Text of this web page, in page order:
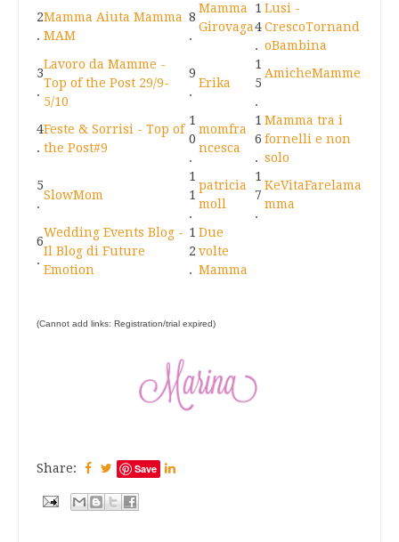
2
.
Mamma Aiuta Mamma
MAM
8
.
Mamma
Girovaga
1
4
.
Lusi -
CrescoTornand
oBambina
3
.
Lavoro da Mamme -
Top of the Post 29/9-
5/10
9
.
Erika
1
5
.
AmicheMamme
4
.
Feste & Sorrisi - Top of
the Post#9
1
0
.
momfra
ncesca
1
6
.
Mamma tra i
fornelli e non
solo
5
.
SlowMom
1
1
.
patricia
moll
1
7
.
KeVitaFarelama
mma
6
.
Wedding Events Blog -
Il Blog di Future
Emotion
1
2
.
Due
volte
Mamma
(Cannot add links: Registration/trial expired)
Share: Save